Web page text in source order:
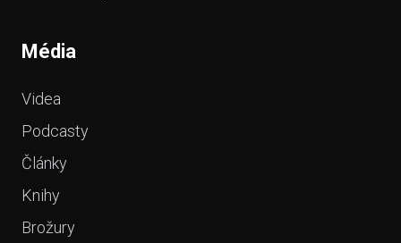
Média
Videa
Podcasty
Články
Knihy
Brožury